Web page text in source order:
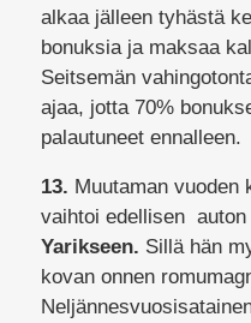
alkaa jälleen tyhästä
bonuksia ja maksaa
Seitsemän
ajaa, jotta 70%
palautuneet ennalleen.
13. Muutaman vuoden
vaihtoi edellisen auton
Yarikseen. Sillä hän
kovan onnen